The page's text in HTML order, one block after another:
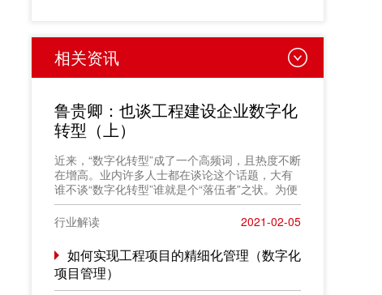
相关资讯
鲁贵卿：也谈工程建设企业数字化
转型（上）
近来，“数字化转型”成了一个高频词，且热度不断
在增高。业内许多人士都在谈论这个话题，大有
谁不谈“数字化转型”谁就是个“落伍者”之状。为便
于在相同语境下讨论问题，今天我也凑个热闹，
以“数字化转型”为题，谈一点粗浅认识，就教于同
行。
行业解读 2021-02-05
如何实现工程项目的精细化管理（数字化
项目管理）